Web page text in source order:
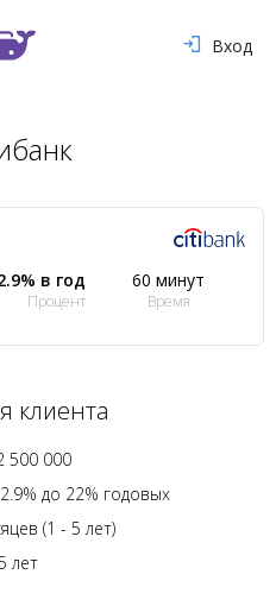
Вход
в год
Процент
60 минут
Время
клиента
500 000
до 22% годовых
(1 - 5 лет)
лет